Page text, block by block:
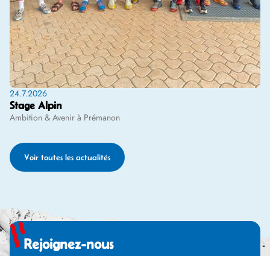
24.7.2026
Stage Alpin
Ambition & Avenir à Prémanon
Voir toutes les actualités
Rejoignez-nous